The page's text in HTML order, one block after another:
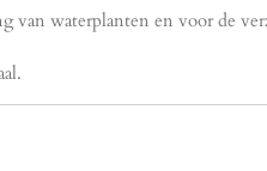
van waterplanten en voor de